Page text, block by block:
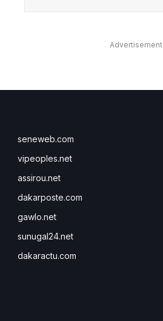
Advertisement
seneweb.com
vipeoples.net
assirou.net
dakarposte.com
gawlo.net
sunugal24.net
dakaractu.com